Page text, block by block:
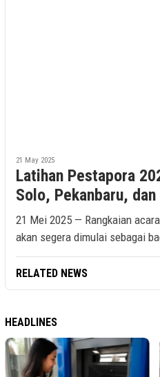
21 May 2025
Latihan Pestapora
Solo, Pekanbaru,
21 Mei 2025 — Rangkaian
akan segera dimulai sebagai
RELATED NEWS
HEADLINES